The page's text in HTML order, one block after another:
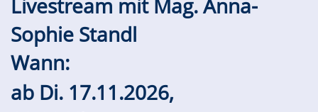
Livestream mit Mag. Anna-
Sophie Standl
Wann:
ab Di. 17.11.2026,